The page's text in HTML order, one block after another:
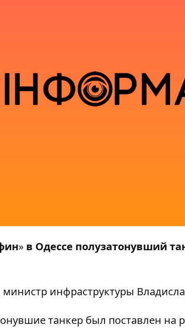
» в Одессе полузатонувший
министр инфраструктуры
танкер был поставлен